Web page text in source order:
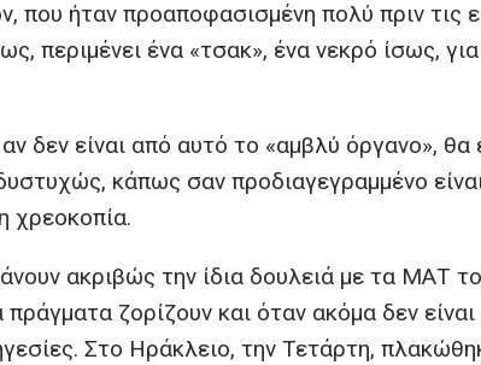
που ήταν προαποφασισμένη πολύ πριν τις
περιμένει ένα «τσακ», ένα νεκρό ίσως,
δεν είναι από αυτό το «αμβλύ όργανο», θα
κάπως σαν προδιαγεγραμμένο
χρεοκοπία.
ακριβώς την ίδια δουλειά με τα ΜΑΤ
ζορίζουν και όταν ακόμα δεν είναι
Στο Ηράκλειο, την Τετάρτη,